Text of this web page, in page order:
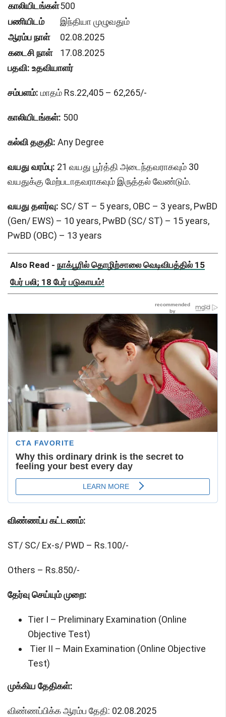
காலியிடங்கள்500
பணியிடம்
இந்தியா முழுவதும்
ஆரம்ப நாள்
02.08.2025
கடைசி நாள்
17.08.2025
பதவி: உதவியாளர்
சம்பளம்: மாதம் Rs.22,405 – 62,265/-
காலியிடங்கள்: 500
கல்வி தகுதி: Any Degree
வயது வரம்பு: 21 வயது பூர்த்தி அடைந்தவராகவும் 30
வயதுக்கு மேற்படாதவராகவும் இருத்தல் வேண்டும்.
வயது தளர்வு: SC/ ST – 5 years, OBC – 3 years, PwBD
(Gen/ EWS) – 10 years, PwBD (SC/ ST) – 15 years,
PwBD (OBC) – 13 years
Also Read - நாக்பூரில் தொழிற்சாலை வெடிவிபத்தில் 15
பேர் பலி; 18 பேர் படுகாயம்!
விண்ணப்ப கட்டணம்:
ST/ SC/ Ex-s/ PWD – Rs.100/-
Others – Rs.850/-
தேர்வு செய்யும் முறை:
Tier I – Preliminary Examination (Online
Objective Test)
Tier II – Main Examination (Online Objective
Test)
முக்கிய தேதிகள்:
விண்ணப்பிக்க ஆரம்ப தேதி: 02.08.2025